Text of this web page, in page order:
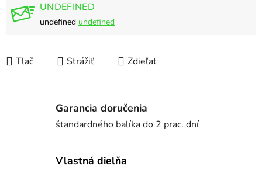
UNDEFINED
undefined undefined
Tlač Strážiť Zdieľať
Garancia doručenia
štandardného balíka do 2 prac. dní
Vlastná dielňa